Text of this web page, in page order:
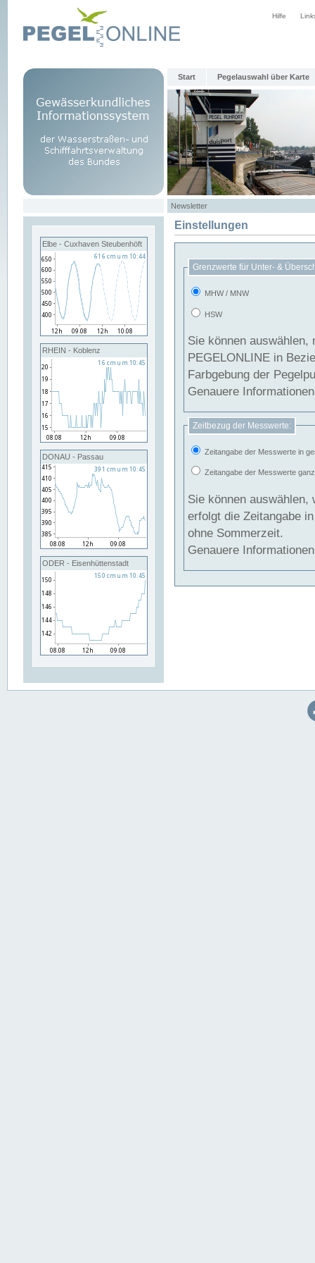
Hilfe
Start Pegelauswahl über Karte
Newsletter
Elbe - Cuxhaven Steubenhöft
RHEIN - Koblenz
DONAU - Passau
ODER - Eisenhüttenstadt
Einstellungen
Grenzwerte für Unter- &
MHW / MNW
HSW
Sie können
PEGELONLINE in Beziehung
Farbgebung der
Genauere
Zeitbezug der Messwerte:
Zeitangabe der Messwerte in
Zeitangabe der Messwerte
Sie können auswählen,
erfolgt die Zeitangabe
ohne Sommerzeit.
Genauere